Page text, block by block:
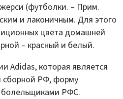
(футболки. – Прим.
и лаконичным. Для этого
цвета домашней
– красный и белый.
Adidas, которая является
сборной РФ, форму
болельщиками РФС.